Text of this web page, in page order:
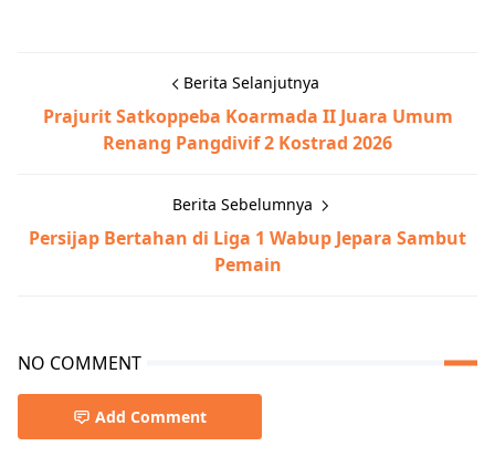
Berita Selanjutnya
Prajurit Satkoppeba Koarmada II Juara Umum
Renang Pangdivif 2 Kostrad 2026
Berita Sebelumnya
Persijap Bertahan di Liga 1 Wabup Jepara Sambut
Pemain
NO COMMENT
Add Comment